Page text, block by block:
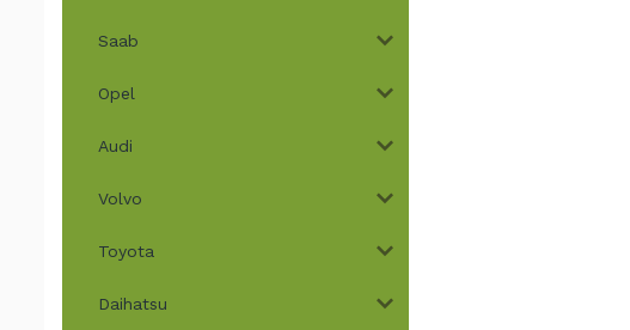
Saab
Opel
Audi
Volvo
Toyota
Daihatsu